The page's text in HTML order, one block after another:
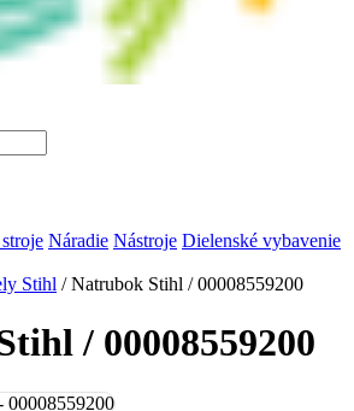
Náradie Nástroje Dielenské vybavenie
Stihl / Natrubok Stihl / 00008559200
/ 00008559200